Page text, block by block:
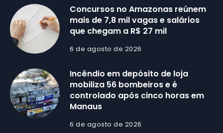
Concursos no Amazonas reúnem
mais de 7,8 mil vagas e salários
que chegam a R$ 27 mil
6 de agosto de 2026
Incêndio em depósito de loja
mobiliza 56 bombeiros e é
controlado após cinco horas em
Manaus
6 de agosto de 2026